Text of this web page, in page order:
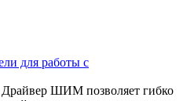
для работы с
Драйвер ШИМ позволяет гибко